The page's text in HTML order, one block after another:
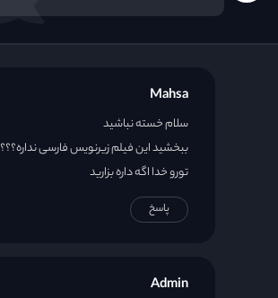
Mahsa
سلام خسته نباشید
ببخشید این فیلم زیرنویس فارسی نداره؟؟؟
تورو خدا اگه داره بزارید
پاسخ
Admin